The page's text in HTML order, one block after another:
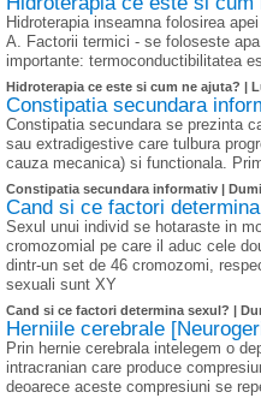
Hidroterapia inseamna folosirea
A. Factorii termici - se foloseste
importante: termoconductibilitatea
Hidroterapia ce este si cum ne ajuta? |
Constipatia secundara
Constipatia secundara se prezinta
sau extradigestive care tulbura
cauza mecanica) si functionala.
Constipatia secundara informativ |
Cand si ce factori
Sexul unui individ se hotaraste in
cromozomial pe care il aduc cele
dintr-un set de 46 cromozomi,
sexuali sunt XY
Cand si ce factori determina sexul? |
Herniile cerebrale
Prin hernie cerebrala intelegem o
intracranian care produce
deoarece aceste compresiuni se